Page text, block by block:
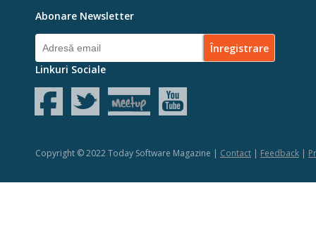
Abonare Newsletter
Linkuri Sociale
Copyright © 2022 Today Software Magazine | Contact | Feedback |